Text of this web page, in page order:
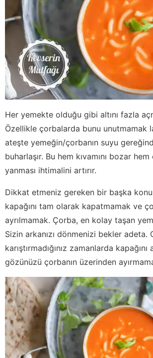
Her yemekte olduğu gibi altını fazla
Özellikle çorbalarda bunu unutmamak
ateşte yemeğin/çorbanın suyu
buharlaşır. Bu hem kıvamını bozar
yanması ihtimalini artırır.
Dikkat etmeniz gereken bir başka
kapağını tam olarak kapatmamak ve
ayrılmamak. Çorba, en kolay taşan
Sizin arkanızı dönmenizi bekler adeta.
karıştırmadığınız zamanlarda kapağını
gözünüzü çorbanın üzerinden